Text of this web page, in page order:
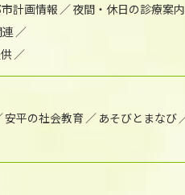
計画情報
夜間・休日の診療案内
安平の社会教育
あそびとまなび